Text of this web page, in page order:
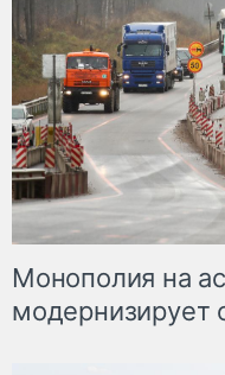
Монополия на
модернизирует